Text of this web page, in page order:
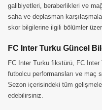
galibiyetleri, beraberlikleri ve
saha ve deplasman
skor bilgilerine ilgili bölümler
FC Inter Turku Güncel
FC Inter Turku fikstürü, FC Inter
futbolcu performansları ve maç
Sezon içerisindeki tüm
edebilirsiniz.